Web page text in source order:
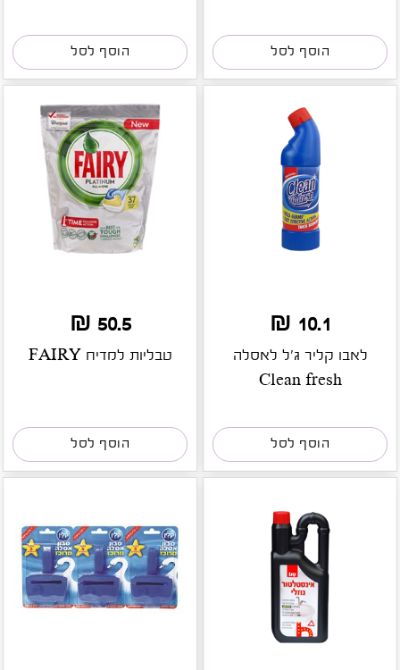
הוסף לסל הוסף לסל
10.1 ₪
לאבו קליר ג'ל לאסלה
Clean fresh
הוסף לסל
50.5 ₪
טבליות למדיח FAIRY
הוסף לסל